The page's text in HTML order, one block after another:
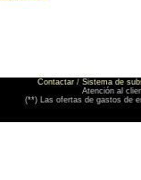
Contactar / Sistema de
Atención al
(**) Las ofertas de gastos de